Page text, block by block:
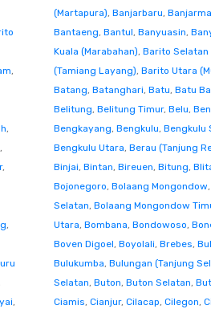
,
,
,
,
,
,
(Martapura), Banjarbaru,
Bantaeng, Bantul, Banyuasin,
Kuala (Marabahan), Barito Selatan
(Tamiang Layang), Barito Utara
Batang, Batanghari, Batu, Batu
Belitung, Belitung Timur, Belu,
Bengkayang, Bengkulu, Bengkulu
Bengkulu Utara, Berau (Tanjung
Binjai, Bintan, Bireuen, Bitung,
Bojonegoro, Bolaang Mongondow,
Selatan, Bolaang Mongondow
Utara, Bombana, Bondowoso,
Boven Digoel, Boyolali, Brebes,
Bulukumba, Bulungan (Tanjung
Selatan, Buton, Buton Selatan,
Ciamis, Cianjur, Cilacap, Cilegon,